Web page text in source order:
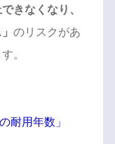
きなくなり、
のリスクがあ
。
耐用年数」